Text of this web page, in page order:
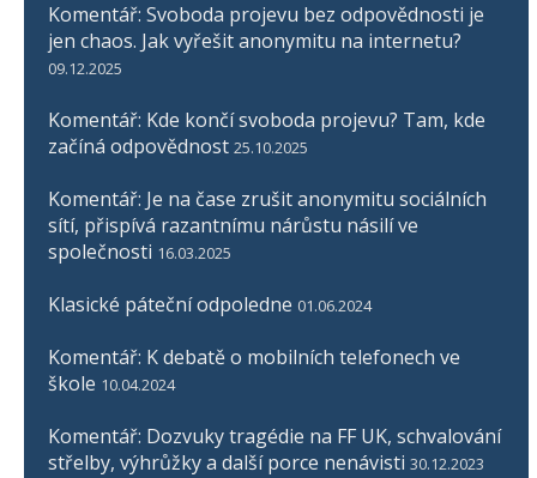
Komentář: Svoboda projevu bez odpovědnosti je
jen chaos. Jak vyřešit anonymitu na internetu?
09.12.2025
Komentář: Kde končí svoboda projevu? Tam, kde
začíná odpovědnost 25.10.2025
Komentář: Je na čase zrušit anonymitu sociálních
sítí, přispívá razantnímu nárůstu násilí ve
společnosti 16.03.2025
Klasické páteční odpoledne 01.06.2024
Komentář: K debatě o mobilních telefonech ve
škole 10.04.2024
Komentář: Dozvuky tragédie na FF UK, schvalování
střelby, výhrůžky a další porce nenávisti 30.12.2023